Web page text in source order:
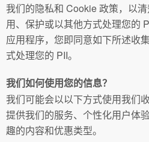
我们的隐私和 Cookie 政策，以
用、保护或以其他方式处理您的
应用程序，您即同意如下所述收
式处理您的 PII。
我们如何使用您的信息？
我们可能会以以下方式使用我们
提供我们的服务、个性化用户体
趣的内容和优惠类型。